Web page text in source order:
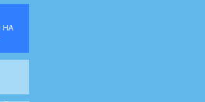
НА